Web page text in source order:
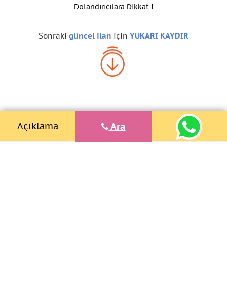
Dolandırıcılara Dikkat !
Açıklama Ara
Sonraki güncel ilan için YUKARI KAYDIR